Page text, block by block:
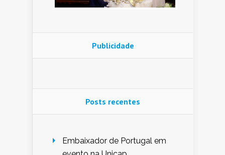
Publicidade
Posts recentes
Embaixador de Portugal em